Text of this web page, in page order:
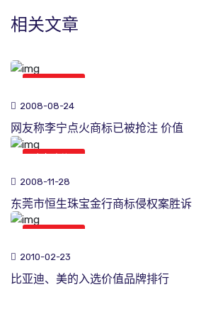
相关文章
2008-08-24
网友称李宁点火商标已被抢注 价值
2008-11-28
东莞市恒生珠宝金行商标侵权案胜诉
2010-02-23
比亚迪、美的入选价值品牌排行